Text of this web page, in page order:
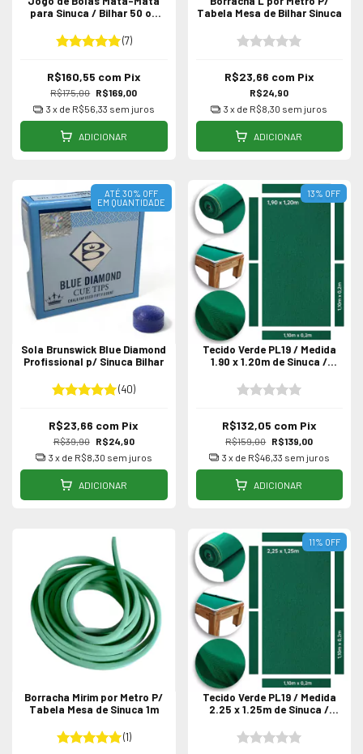
para Sinuca / Bilhar 50 ou
(7)
R$175,00 R$169,00
R$160,55 com Pix
3 x de R$56,33 sem juros
ADICIONAR
Tabela Mesa de Bilhar Sinuca
R$24,90
R$23,66 com Pix
3 x de R$8,30 sem juros
ADICIONAR
ATÉ 30% OFF
EM QUANTIDADE
Sola Brunswick Blue Diamond
Profissional p/ Sinuca Bilhar
(40)
R$39,90 R$24,90
R$23,66 com Pix
3 x de R$8,30 sem juros
ADICIONAR
13% OFF
Tecido Verde PL19 / Medida
1.90 x 1.20m de Sinuca /
R$159,00 R$139,00
R$132,05 com Pix
3 x de R$46,33 sem juros
ADICIONAR
Borracha Mirim por Metro P/
Tabela Mesa de Sinuca 1m
(1)
11% OFF
Tecido Verde PL19 / Medida
2.25 x 1.25m de Sinuca /